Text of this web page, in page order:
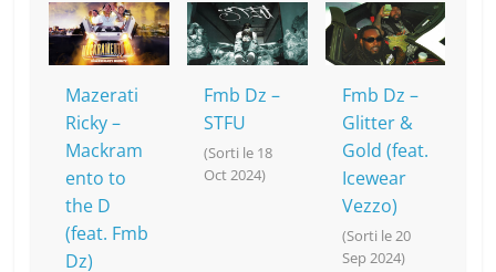
Mazerati
Ricky –
Mackram
ento to
the D
(feat. Fmb
Dz)
Fmb Dz –
STFU
(Sorti le 18
Oct 2024)
Fmb Dz –
Glitter &
Gold (feat.
Icewear
Vezzo)
(Sorti le 20
Sep 2024)